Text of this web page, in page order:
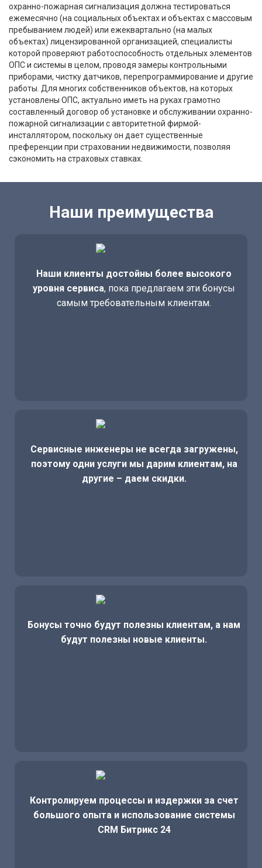
охранно-пожарная сигнализация должна тестироваться
ежемесячно (на социальных объектах и объектах с массовым
пребыванием людей) или ежеквартально (на малых
объектах) лицензированной организацией, специалисты
которой проверяют работоспособность отдельных элементов
ОПС и системы в целом, проводя замеры контрольными
приборами, чистку датчиков, перепрограммирование и другие
работы. Для многих собственников объектов, на которых
установлены ОПС, актуально иметь на руках грамотно
составленный договор об установке и обслуживании охранно-
пожарной сигнализации с авторитетной фирмой-
инсталлятором, поскольку он дает существенные
преференции при страховании недвижимости, позволяя
сэкономить на страховых ставках.
Наши преимущества
Наши клиенты достойны более высокого
уровня сервиса, пока предлагаем эти бонусы
самым требовательным клиентам.
Сервисные инженеры не всегда загружены,
поэтому одни услуги мы дарим клиентам, на
другие – даем скидки.
Бонусы точно будут полезны клиентам, а нам
будут полезны новые клиенты.
Контролируем процессы и издержки за счет
большого опыта и использование системы
CRM Битрикс 24